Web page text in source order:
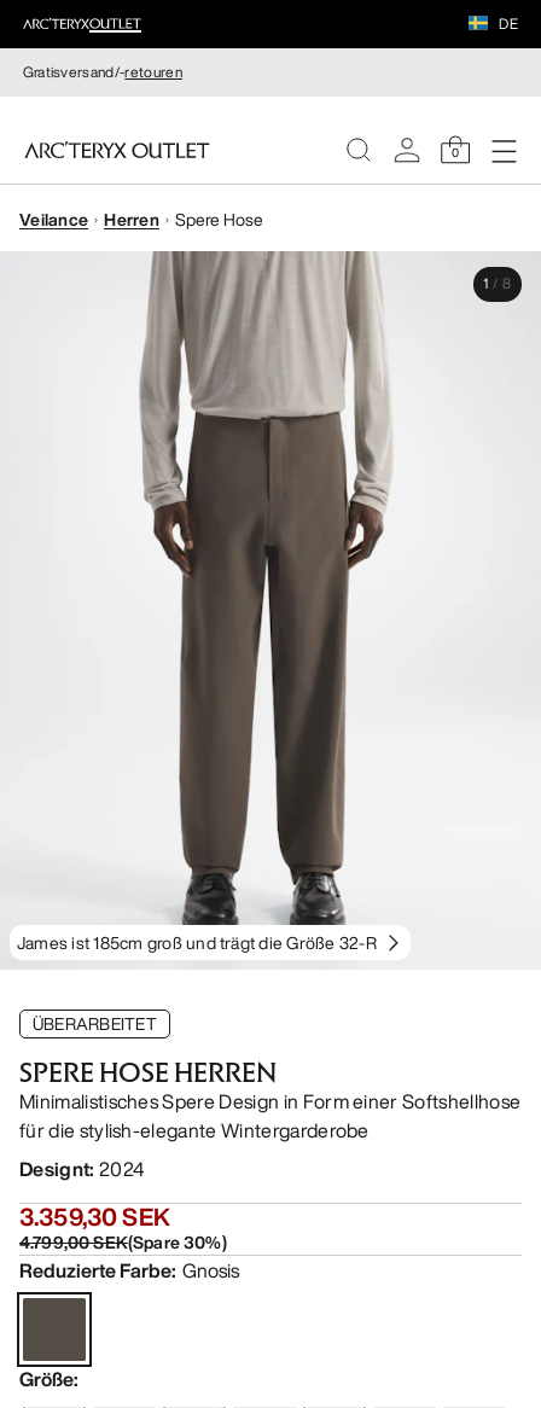
DE
Gratisversand/-retouren
0
DAMEN
Veilance Herren Spere Hose
James ist 185cm groß und trägt die Größe 32-R
1 / 8
ÜBERARBEITET
SPERE HOSE HERREN
Minimalistisches Spere Design in Form einer Softshellhose
für die stylish-elegante Wintergarderobe
Designt: 2024
3.359,30 SEK
4.799,00 SEK(Spare30%)
Reduzierte Farbe: Gnosis
Größe: